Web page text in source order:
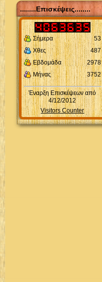
........Επισκέψεις........
Σήμερα
Χθες
Εβδομάδα
Μήνας
53
487
2978
3752
Έναρξη Επισκέψεων από
4/12/2012
Visitors Counter